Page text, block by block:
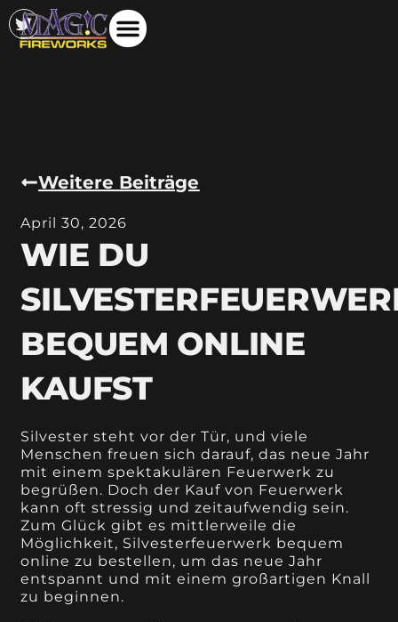
Weitere Beiträge
April 30, 2026
WIE DU
BEQUEM ONLINE
KAUFST
Silvester steht vor der Tür, und viele
Menschen freuen sich darauf, das neue Jahr
mit einem spektakulären Feuerwerk zu
begrüßen. Doch der Kauf von Feuerwerk
kann oft stressig und zeitaufwendig sein.
Zum Glück gibt es mittlerweile die
Möglichkeit, Silvesterfeuerwerk bequem
online zu bestellen, um das neue Jahr
entspannt und mit einem großartigen Knall
zu beginnen.